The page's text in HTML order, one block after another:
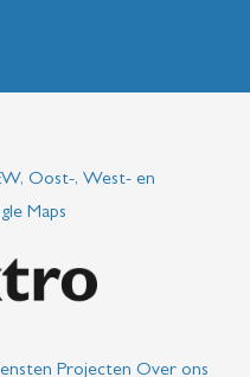
Oost-, West- en
Maps
Projecten Over ons